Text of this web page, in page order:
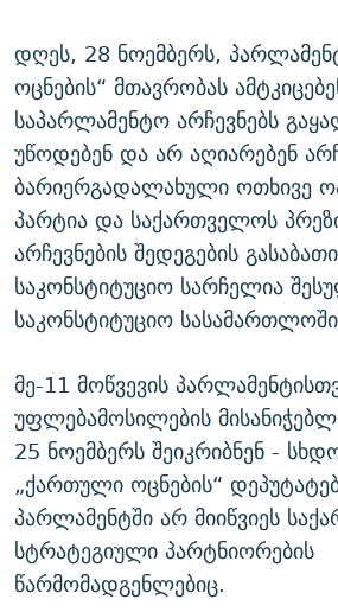
დღეს, 28 ნოემბერს,
ოცნების“ მთავრობას
საპარლამენტო არჩევნებს
უწოდებენ და არ აღიარებენ
ბარიერგადალახული ოთხივე
პარტია და საქართველოს
არჩევნების შედეგების
საკონსტიტუციო სარჩელია
საკონსტიტუციო
მე-11 მოწვევის
უფლებამოსილების
25 ნოემბერს შეიკრიბნენ -
„ქართული ოცნების“
პარლამენტში არ მიიწვიეს
სტრატეგიული პარტნიორების
წარმომადგენლებიც.